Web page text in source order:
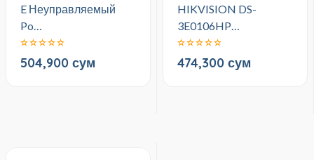
E Неуправляемый
Po…
504,900 сум
HIKVISION DS-
3E0106HP…
474,300 сум